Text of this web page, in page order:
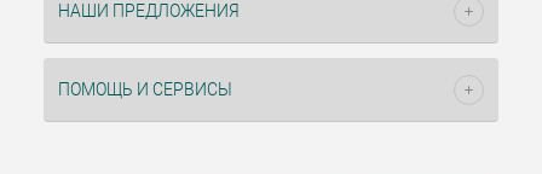
НАШИ ПРЕДЛОЖЕНИЯ
ПОМОЩЬ И СЕРВИСЫ